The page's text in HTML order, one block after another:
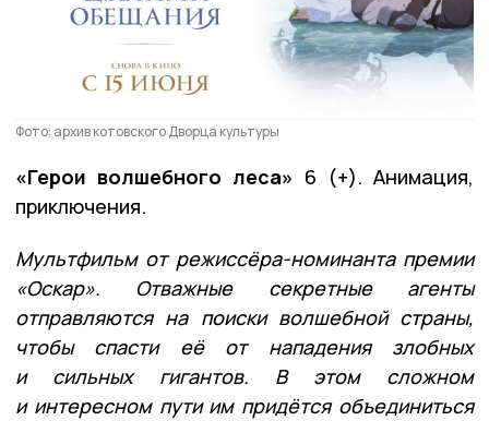
Фото: архив котовского Дворца культуры
«Герои волшебного леса» 6 (+). Анимация,
приключения.
Мультфильм от режиссёра-номинанта премии
«Оскар». Отважные секретные агенты
отправляются на поиски волшебной страны,
чтобы спасти её от нападения злобных
и сильных гигантов. В этом сложном
и интересном пути им придётся объединиться